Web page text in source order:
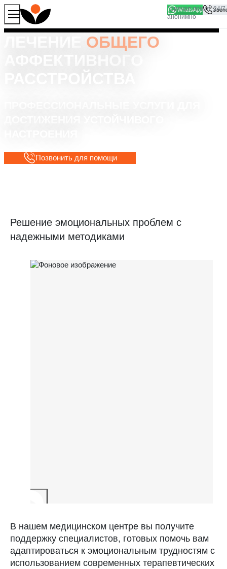
WhatsApp
ОБЩЕГО
Позвонить для помощи
Решение эмоциональных проблем с
надежными методиками
В нашем медицинском центре вы получите
поддержку специалистов, готовых помочь вам
адаптироваться к эмоциональным трудностям с
использованием современных терапевтических
Продолжая работу с сайтом, вы соглашаетесь на то, что
мы используем файлы
Хорошо